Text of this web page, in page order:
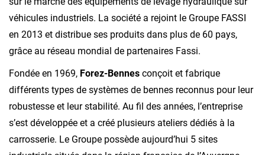
véhicules industriels. La société a rejoint le Groupe FASSI
en 2013 et distribue ses produits dans plus de 60 pays,
grâce au réseau mondial de partenaires Fassi.
Fondée en 1969, Forez-Bennes conçoit et fabrique
différents types de systèmes de bennes reconnus pour leur
robustesse et leur stabilité. Au fil des années, l’entreprise
s’est développée et a créé plusieurs ateliers dédiés à la
carrosserie. Le Groupe possède aujourd’hui 5 sites